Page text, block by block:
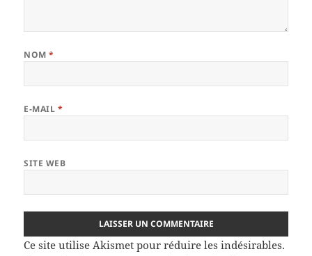
NOM*
E-MAIL *
SITE WEB
Ce site utilise Akismet pour réduire les indésirables.